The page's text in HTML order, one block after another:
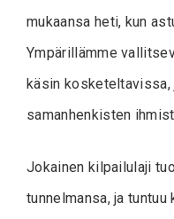
mukaansa heti, kun
Ympärillämme
käsin kosketeltavissa,
samanhenkisten
Jokainen kilpailulaji
tunnelmansa, ja